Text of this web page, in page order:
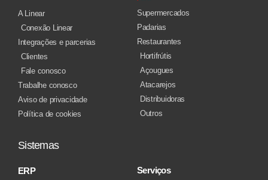
A Linear
Conexão Linear
Integrações e parcerias
Clientes
Fale conosco
Trabalhe conosco
Aviso de privacidade
Política de cookies
Supermercados
Padarias
Restaurantes
Hortifrútis
Açougues
Atacarejos
Distribuidoras
Outros
Sistemas
ERP Serviços